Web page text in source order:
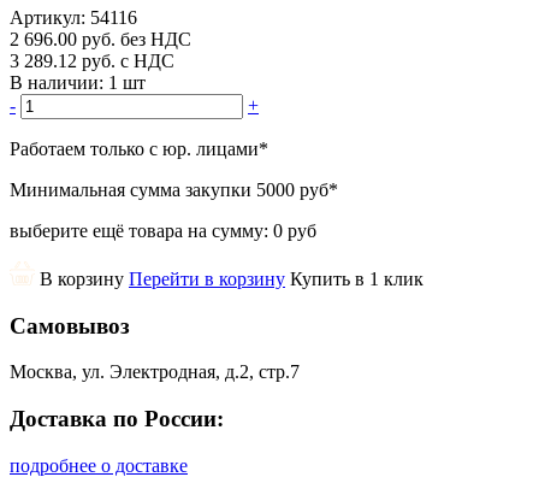
Артикул: 54116
2 696.00 руб. без НДС
3 289.12 руб. с НДС
В наличии: 1 шт
-
+
Работаем только с юр. лицами*
Минимальная сумма закупки 5000 руб*
выберите ещё товара на сумму: 0 руб
В корзину Перейти в корзину Купить в 1 клик
Самовывоз
Москва, ул. Электродная, д.2, стр.7
Доставка по России:
подробнее о доставке